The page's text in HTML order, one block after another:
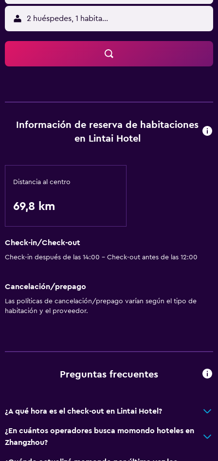
2 huéspedes, 1 habitación
Información de reserva de habitaciones
en Lintai Hotel
Distancia al centro
69,8 km
Check-in/Check-out
Check-in después de las 14:00 - Check-out antes de las 12:00
Cancelación/prepago
Las políticas de cancelación/prepago varían según el tipo de
habitación y el proveedor.
Preguntas frecuentes
¿A qué hora es el check-out en Lintai Hotel?
¿En cuántos operadores busca momondo hoteles en
Zhangzhou?